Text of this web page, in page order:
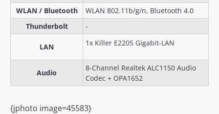
WLAN / Bluetooth
WLAN 802.11b/g/n, Bluetooth 4.0
Thunderbolt
-
LAN 1x Killer E2205 Gigabit-LAN
Audio
8-Channel Realtek ALC1150 Audio
Codec + OPA1652
{jphoto image=45583}